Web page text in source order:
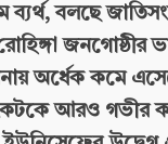
ব্যর্থ, বলছে
জনগোষ্ঠীর
অর্ধেক কমে
আরও গভীর